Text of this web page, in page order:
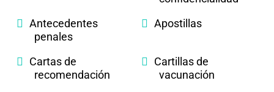
Antecedentes
penales
Apostillas
Cartas de
recomendación
Cartillas de
vacunación